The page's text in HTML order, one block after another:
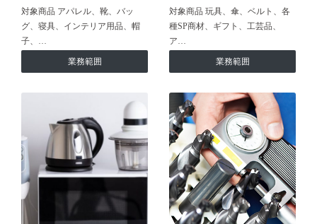
対象商品 アパレル、靴、バッ
グ、寝具、インテリア用品、帽
子、…
業務範囲
対象商品 玩具、傘、ベルト、各
種SP商材、ギフト、工芸品、
ア…
業務範囲